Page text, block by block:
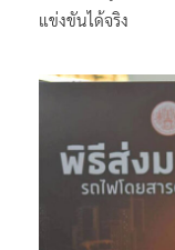
แข่งขันได้จริง